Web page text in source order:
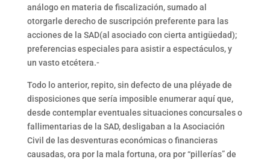
análogo en materia de fiscalización, sumado al
otorgarle derecho de suscripción preferente para las
acciones de la SAD(al asociado con cierta antigüedad);
preferencias especiales para asistir a espectáculos, y
un vasto etcétera.-
Todo lo anterior, repito, sin defecto de una pléyade de
disposiciones que sería imposible enumerar aquí que,
desde contemplar eventuales situaciones concursales o
fallimentarias de la SAD, desligaban a la Asociación
Civil de las desventuras económicas o financieras
causadas, ora por la mala fortuna, ora por “pillerías” de